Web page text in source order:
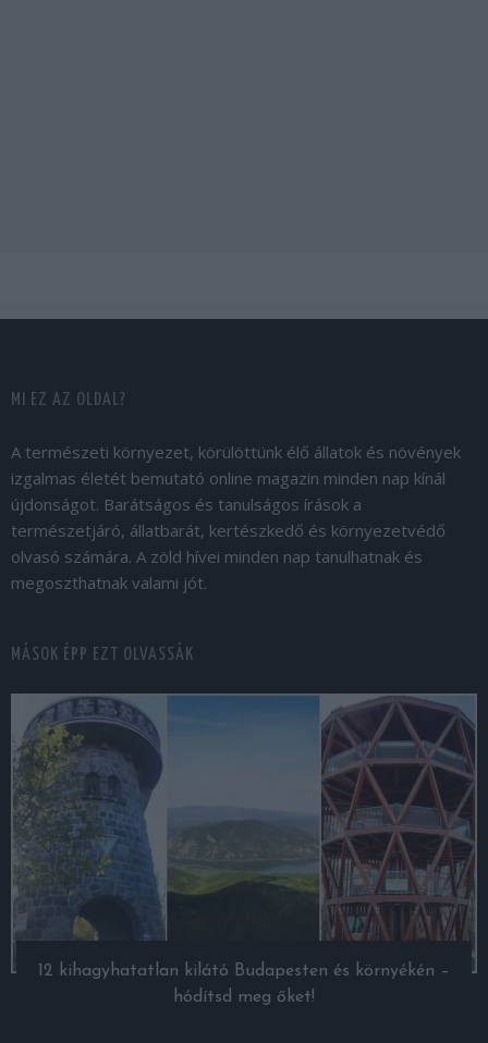
MI EZ AZ OLDAL?
A természeti környezet, körülöttünk élő állatok és növények
izgalmas életét bemutató online magazin minden nap kínál
újdonságot. Barátságos és tanulságos írások a
természetjáró, állatbarát, kertészkedő és környezetvédő
olvasó számára. A zöld hívei minden nap tanulhatnak és
megoszthatnak valami jót.
MÁSOK ÉPP EZT OLVASSÁK
12 kihagyhatatlan kilátó Budapesten és környékén –
hódítsd meg őket!